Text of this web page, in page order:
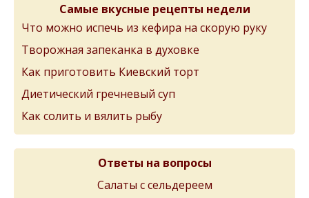
Самые вкусные рецепты недели
Что можно испечь из кефира на скорую руку
Творожная запеканка в духовке
Как приготовить Киевский торт
Диетический гречневый суп
Как солить и вялить рыбу
Ответы на вопросы
Салаты с сельдереем